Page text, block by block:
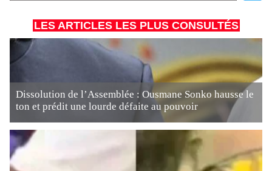
LES ARTICLES LES PLUS CONSULTÉS
Dissolution de l’Assemblée : Ousmane Sonko hausse le
ton et prédit une lourde défaite au pouvoir